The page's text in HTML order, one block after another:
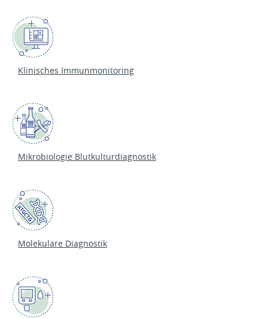
Klinisches Immunmonitoring
Mikrobiologie Blutkulturdiagnostik
Molekulare Diagnostik